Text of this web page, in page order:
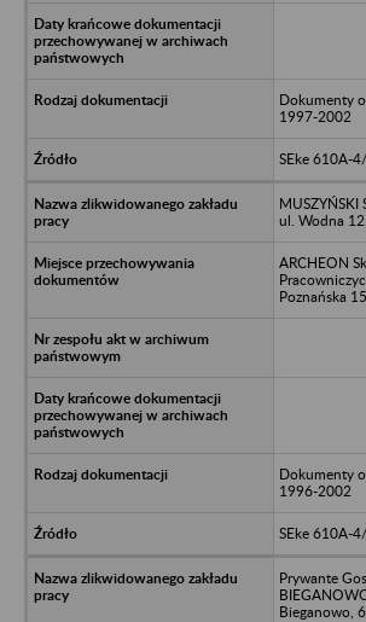
Dokumenty
1997-2002
SEke 610A-
MUSZYŃSKI
ul. Wodna
ARCHEON
Poznańska
Dokumenty
1996-2002
SEke 610A-
Prywante
Bieganowo,